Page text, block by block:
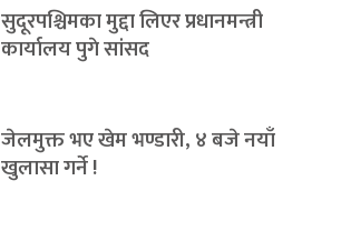
सुदूरपश्चिमका मुद्दा लिएर प्रधानमन्त्री
कार्यालय पुगे सांसद
जेलमुक्त भए खेम भण्डारी, ४ बजे नयाँ
खुलासा गर्ने !